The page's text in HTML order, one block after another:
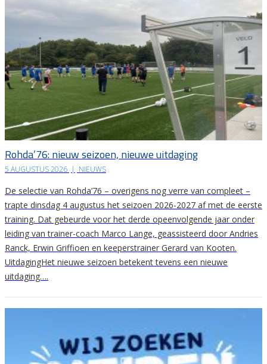
Rohda’76: nieuw seizoen, nieuwe uitdaging
5 AUGUSTUS 2026 | NIEUWS
De selectie van Rohda’76 – overigens nog verre van compleet –
trapte dinsdag 4 augustus het seizoen 2026-2027 af met de eerste
training. Dat gebeurde voor het derde opeenvolgende jaar onder
leiding van trainer-coach Marco Lange, geassisteerd door Andries
Ranck, Erwin Griffioen en keeperstrainer Gerard van Kooten.
UitdagingHet nieuwe seizoen betekent tevens een nieuwe
uitdaging….